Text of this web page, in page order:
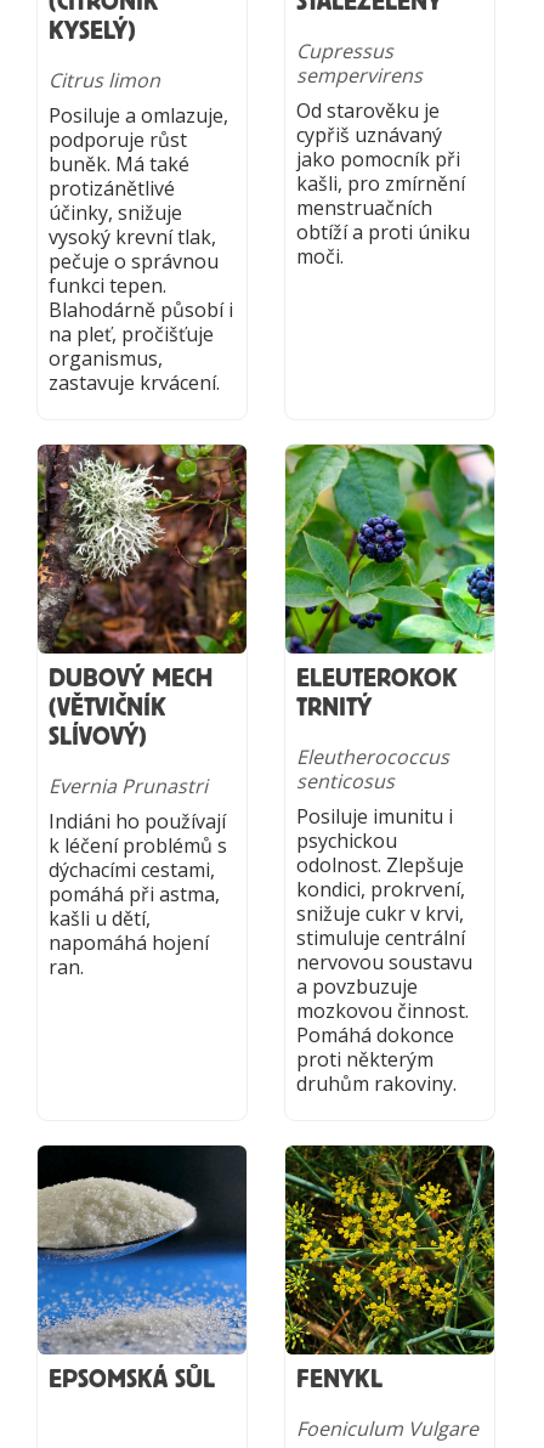
KYSELÝ)
Citrus limon
Posiluje a omlazuje,
podporuje růst
buněk. Má také
protizánětlivé
účinky, snižuje
vysoký krevní tlak,
pečuje o správnou
funkci tepen.
Blahodárně působí i
na pleť, pročišťuje
organismus,
zastavuje krvácení.
Cupressus
sempervirens
Od starověku je
cypřiš uznávaný
jako pomocník při
kašli, pro zmírnění
menstruačních
obtíží a proti úniku
moči.
DUBOVÝ MECH
(VĚTVIČNÍK
SLÍVOVÝ)
Evernia Prunastri
Indiáni ho používají
k léčení problémů s
dýchacími cestami,
pomáhá při astma,
kašli u dětí,
napomáhá hojení
ran.
ELEUTEROKOK
TRNITÝ
Eleutherococcus
senticosus
Posiluje imunitu i
psychickou
odolnost. Zlepšuje
kondici, prokrvení,
snižuje cukr v krvi,
stimuluje centrální
nervovou soustavu
a povzbuzuje
mozkovou činnost.
Pomáhá dokonce
proti některým
druhům rakoviny.
EPSOMSKÁ SŮL FENYKL
Foeniculum Vulgare